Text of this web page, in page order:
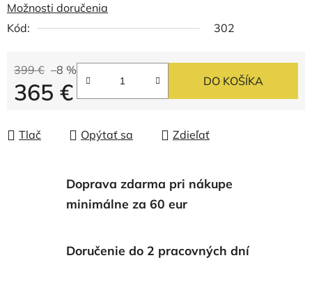
Možnosti doručenia
Kód:
302
399 € –8 %
365 € DO KOŠÍKA
Tlač Opýtať sa Zdieľať
Doprava zdarma pri nákupe
minimálne za 60 eur
Doručenie do 2 pracovných dní